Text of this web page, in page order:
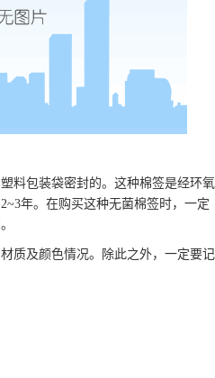
料包装袋密封的。这种棉签是经环氧
年。在购买这种无菌棉签时，一定
质及颜色情况。除此之外，一定要记